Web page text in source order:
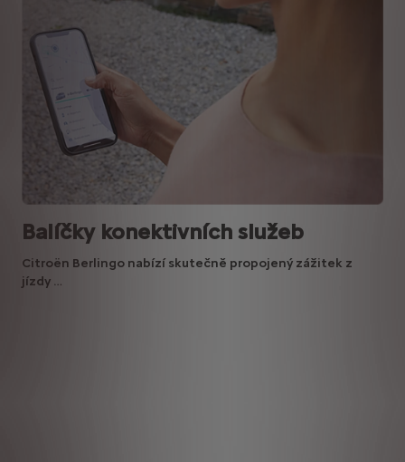
Balíčky konektivních služeb
Citroën Berlingo nabízí skutečně propojený zážitek z
jízdy …